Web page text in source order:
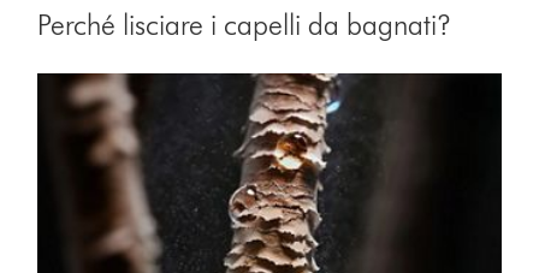
Perché lisciare i capelli da bagnati?